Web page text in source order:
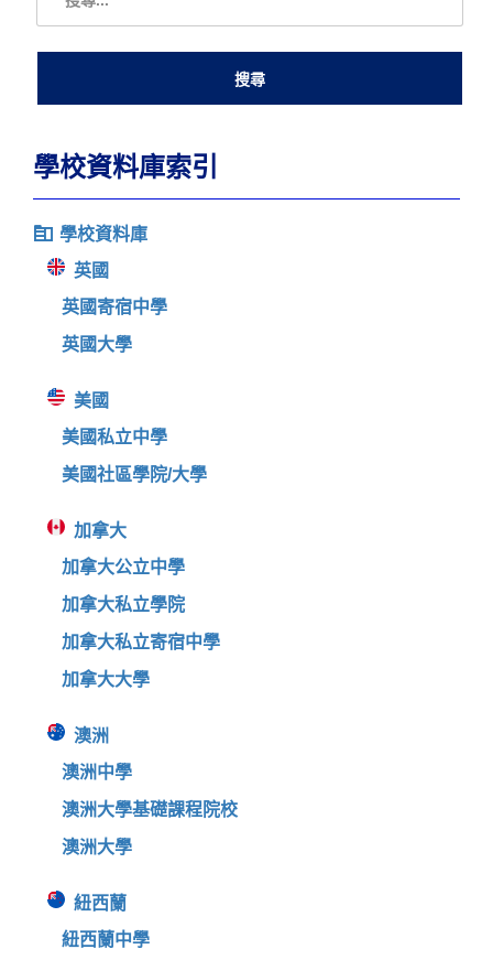
學校資料庫索引
學校資料庫
英國
英國寄宿中學
英國大學
美國
美國私立中學
美國社區學院/大學
加拿大
加拿大公立中學
加拿大私立學院
加拿大私立寄宿中學
加拿大大學
澳洲
澳洲中學
澳洲大學基礎課程院校
澳洲大學
紐西蘭
紐西蘭中學